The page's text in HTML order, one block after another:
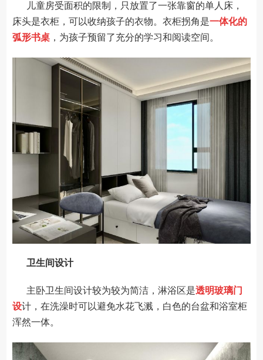
儿童房受面积的限制，只放置了一张靠窗的单人床，
床头是衣柜，可以收纳孩子的衣物。衣柜拐角是一体化的
弧形书桌 ，为孩子预留了充分的学习和阅读空间。
卫生间设计
主卧卫生间设计较为较为简洁，淋浴区是透明玻璃门
设计，在洗澡时可以避免水花飞溅，白色的台盆和浴室柜
浑然一体。